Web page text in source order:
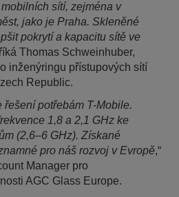
sítí, zejména v
jako je Praha. Skleněné
pokrytí a kapacitu sítě ve
říká Thomas Schweinhuber,
inženýringu přístupových sítí
Republic.
potřebám T-Mobile.
1,8 a 2,1 GHz ke
(2,6–6 GHz). Získané
pro náš rozvoj v Evropě,“
Manager pro
AGC Glass Europe.